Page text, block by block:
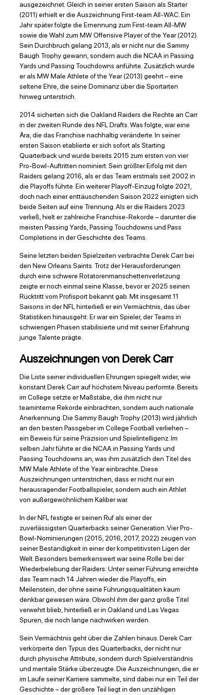
ausgezeichnet. Gleich in seiner ersten Saison als Starter
(2011) erhielt er die Auszeichnung First-team All-WAC. Ein
Jahr später folgte die Ernennung zum First-team All-MW
sowie die Wahl zum MW Offensive Player of the Year (2012).
Sein Durchbruch gelang 2013, als er nicht nur die Sammy
Baugh Trophy gewann, sondern auch die NCAA in Passing
Yards und Passing Touchdowns anführte. Zusätzlich wurde
er als MW Male Athlete of the Year (2013) geehrt – eine
seltene Ehre, die seine Dominanz über die Sportarten
hinweg unterstrich.
2014 sicherten sich die Oakland Raiders die Rechte an Carr
in der zweiten Runde des NFL Drafts. Was folgte, war eine
Ära, die das Franchise nachhaltig veränderte. In seiner
ersten Saison etablierte er sich sofort als Starting
Quarterback und wurde bereits 2015 zum ersten von vier
Pro-Bowl-Auftritten nominiert. Sein größter Erfolg mit den
Raiders gelang 2016, als er das Team erstmals seit 2002 in
die Playoffs führte. Ein weiterer Playoff-Einzug folgte 2021,
doch nach einer enttäuschenden Saison 2022 einigten sich
beide Seiten auf eine Trennung. Als er die Raiders 2023
verließ, hielt er zahlreiche Franchise-Rekorde – darunter die
meisten Passing Yards, Passing Touchdowns und Pass
Completions in der Geschichte des Teams.
Seine letzten beiden Spielzeiten verbrachte Derek Carr bei
den New Orleans Saints. Trotz der Herausforderungen
durch eine schwere Rotatorenmanschettenverletzung
zeigte er noch einmal seine Klasse, bevor er 2025 seinen
Rücktritt vom Profisport bekannt gab. Mit insgesamt 11
Saisons in der NFL hinterließ er ein Vermächtnis, das über
Statistiken hinausgeht: Er war ein Spieler, der Teams in
schwierigen Phasen stabilisierte und mit seiner Erfahrung
junge Talente prägte.
Auszeichnungen von Derek Carr
Die Liste seiner individuellen Ehrungen spiegelt wider, wie
konstant Derek Carr auf höchstem Niveau performte. Bereits
im College setzte er Maßstäbe, die ihm nicht nur
teaminterne Rekorde einbrachten, sondern auch nationale
Anerkennung. Die Sammy Baugh Trophy (2013) wird jährlich
an den besten Passgeber im College Football verliehen –
ein Beweis für seine Präzision und Spielintelligenz. Im
selben Jahr führte er die NCAA in Passing Yards und
Passing Touchdowns an, was ihm zusätzlich den Titel des
MW Male Athlete of the Year einbrachte. Diese
Auszeichnungen unterstrichen, dass er nicht nur ein
herausragender Footballspieler, sondern auch ein Athlet
von außergewöhnlichem Kaliber war.
In der NFL festigte er seinen Ruf als einer der
zuverlässigsten Quarterbacks seiner Generation. Vier Pro-
Bowl-Nominierungen (2015, 2016, 2017, 2022) zeugen von
seiner Beständigkeit in einer der kompetitivsten Ligen der
Welt. Besonders bemerkenswert war seine Rolle bei der
Wiederbelebung der Raiders: Unter seiner Führung erreichte
das Team nach 14 Jahren wieder die Playoffs, ein
Meilenstein, der ohne seine Führungsqualitäten kaum
denkbar gewesen wäre. Obwohl ihm der ganz große Titel
verwehrt blieb, hinterließ er in Oakland und Las Vegas
Spuren, die noch lange nachwirken werden.
Sein Vermächtnis geht über die Zahlen hinaus. Derek Carr
verkörperte den Typus des Quarterbacks, der nicht nur
durch physische Attribute, sondern durch Spielverständnis
und mentale Stärke überzeugte. Die Auszeichnungen, die er
im Laufe seiner Karriere sammelte, sind dabei nur ein Teil der
Geschichte – der größere Teil liegt in den unzähligen